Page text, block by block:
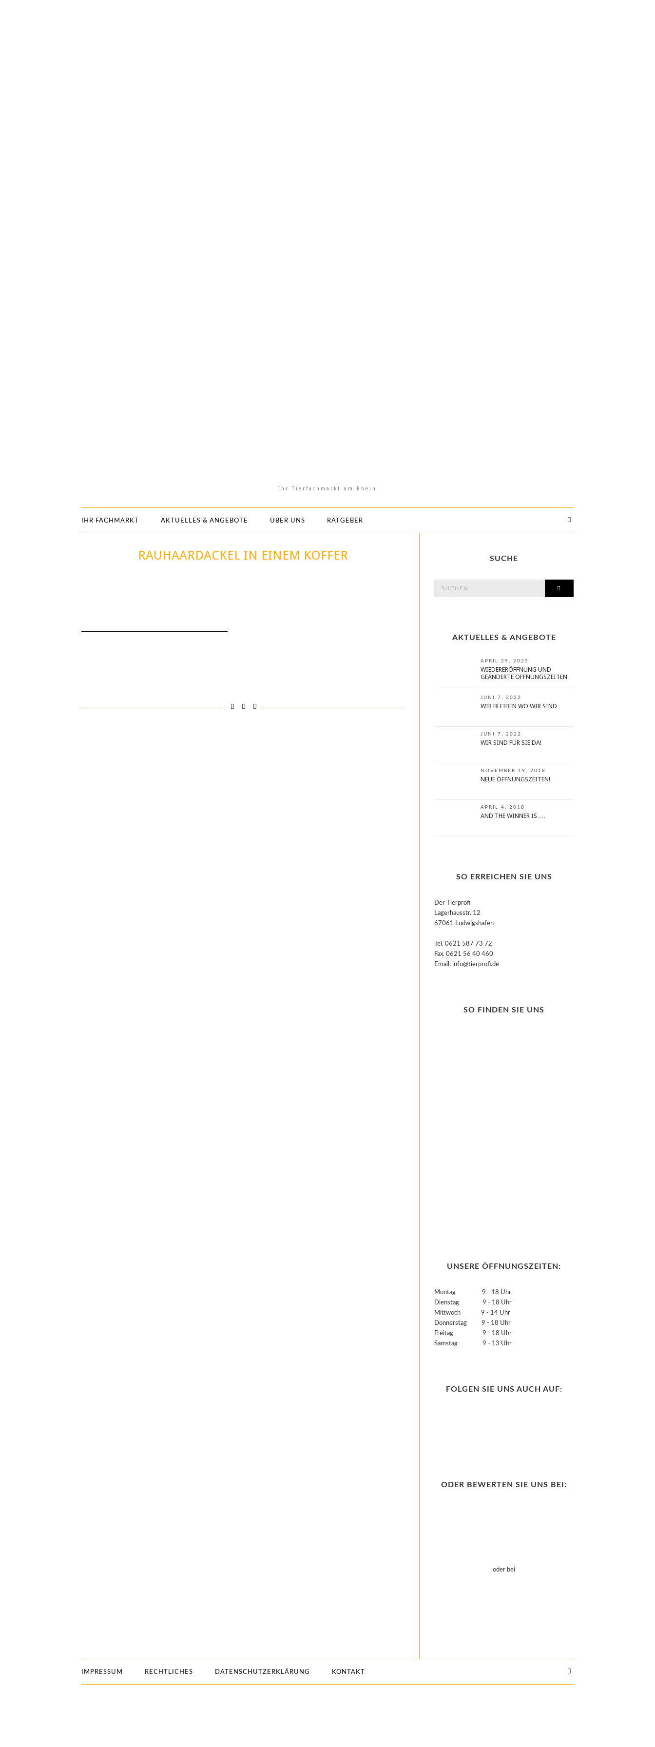
Ihr Tierfachmarkt am Rhein
IHR FACHMARKT AKTUELLES & ANGEBOTE ÜBER UNS RATGEBER
RAUHAARDACKEL IN EINEM KOFFER SUCHE
AKTUELLES & ANGEBOTE
APRIL 29, 2025
WIEDERERÖFFNUNG UND
GEÄNDERTE ÖFFNUNGSZEITEN
JUNI 7, 2022
WIR BLEIBEN WO WIR SIND
JUNI 7, 2022
WIR SIND FÜR SIE DA!
NOVEMBER 19, 2018
NEUE ÖFFNUNGSZEITEN!
APRIL 4, 2018
AND THE WINNER IS….
SO ERREICHEN SIE UNS
Der Tierprofi
Lagerhausstr. 12
67061 Ludwigshafen
Tel. 0621 587 73 72
Fax. 0621 56 40 460
Email: info@tierprofi.de
SO FINDEN SIE UNS
UNSERE ÖFFNUNGSZEITEN:
Montag 9 - 18 Uhr
Dienstag 9 - 18 Uhr
Mittwoch 9 - 14 Uhr
Donnerstag 9 - 18 Uhr
Freitag 9 - 18 Uhr
Samstag 9 - 13 Uhr
FOLGEN SIE UNS AUCH AUF:
ODER BEWERTEN SIE UNS BEI:
oder bei
IMPRESSUM RECHTLICHES DATENSCHUTZERKLÄRUNG KONTAKT